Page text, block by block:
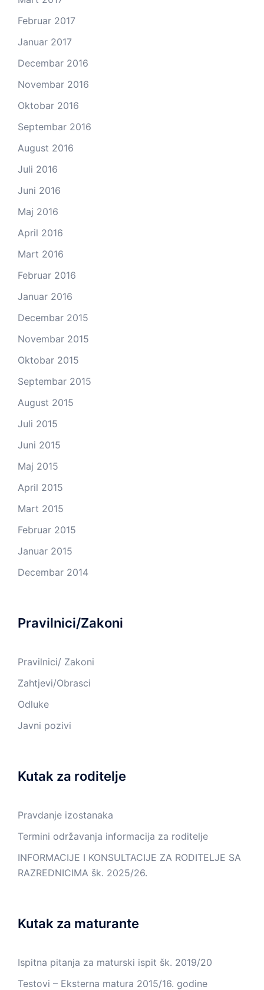
Februar 2017
Januar 2017
Decembar 2016
Novembar 2016
Oktobar 2016
Septembar 2016
August 2016
Juli 2016
Juni 2016
Maj 2016
April 2016
Mart 2016
Februar 2016
Januar 2016
Decembar 2015
Novembar 2015
Oktobar 2015
Septembar 2015
August 2015
Juli 2015
Juni 2015
Maj 2015
April 2015
Mart 2015
Februar 2015
Januar 2015
Decembar 2014
Pravilnici/Zakoni
Pravilnici/ Zakoni
Zahtjevi/Obrasci
Odluke
Javni pozivi
Kutak za roditelje
Pravdanje izostanaka
Termini održavanja informacija za roditelje
INFORMACIJE I KONSULTACIJE ZA RODITELJE SA
RAZREDNICIMA šk. 2025/26.
Kutak za maturante
Ispitna pitanja za maturski ispit šk. 2019/20
Testovi – Eksterna matura 2015/16. godine